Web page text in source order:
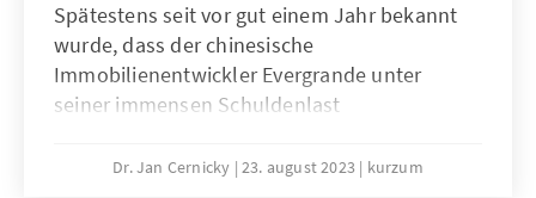
Spätestens seit vor gut einem Jahr bekannt
wurde, dass der chinesische
Immobilienentwickler Evergrande unter
seiner immensen Schuldenlast
geworden, dass das chinesische
Dr. Jan Cernicky 23. august 2023 kurzum